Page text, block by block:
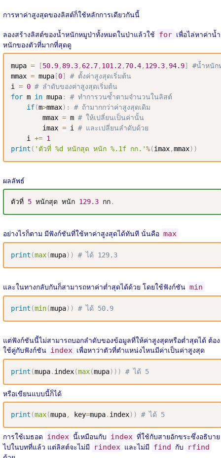
การหาค่าสูงสุดของลิสต์ก็ใช้หลักการเดียวกันนี้
ลองสร้างลิสต์ของน้ำหนักหมูป่าทั้งหมดในป่าแล้วใช้ for เพื่อไล่หาค่าน้ำ
หนักของตัวที่มากที่สุดดู
mupa = [50.9, 89.3, 62.7, 101.2, 70.4, 129.3, 94.9]
#น้ำหนั
mmax = mupa [0]
# ตั้งค่าสูงสุดเริ่มต้น
i = 0 # ลำดับของค่าสูงสุดเริ่มต้น
for m in mupa:
# ทำการวนซ้ำตามจำนวนในลิสต์
if(m>mmax) :
# ถ้ามากกว่าค่าสูงสุดเดิม
        mmax
= m # ให้เปลี่ยนเป็นค่านั้น
        imax
= i # และเปลี่ยนลำดับด้วย
    i
+= 1
print ( 'ตัวที่ %d หนักสุด หนัก %.1f กก.'%(imax,mmax) )
ผลลัพธ์
ตัวที่ 5 หนักสุด หนัก 129.3 กก.
อย่างไรก็ตาม มีฟังก์ชันที่ใช้หาค่าสูงสุดได้ทันที นั่นคือ max
print (max(mupa) ) # ได้ 129.3
และในทางกลับกันก็สามารถหาค่าต่ำสุดได้ด้วย โดยใช้ฟังก์ชัน min
print (min(mupa) ) # ได้ 50.9
แต่ฟังก์ชันนี้ไม่สามารถบอกลำดับของข้อมูลที่ให้ค่าสูงสุดหรือต่ำสุดได้ ต้อง
ใช้คู่กับฟังก์ชัน index เพื่อหาว่าตัวที่ตำแหน่งไหนมีค่าเป็นค่าสูงสุด
print (mupa. index(max(mupa) ) ) # ได้ 5
หรือเขียนแบบนี้ก็ได้
print (max(mupa, key=mupa. index) ) # ได้ 5
การใช้เมธอด index นี้เหมือนกับ index ที่ใช้กับสายอักขระซึ่งอธิบาย
ไปในบทที่แล้ว แต่ลิสต์จะไม่มี
rindex และไม่มี find กับ rfind